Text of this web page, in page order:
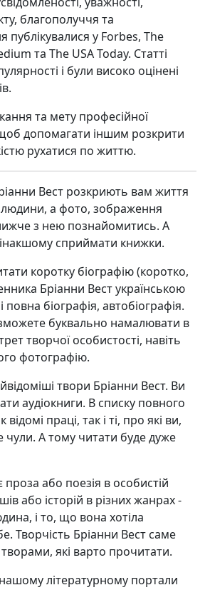
благополуччя та
публікувалися у Forbes, The
та The USA Today. Статті
і були високо оцінені
та мету професійної
допомагати іншим розкрити
рухатися по життю.
Вест розкриють вам життя
людини, а фото, зображення
з нею познайомитись. А
сприймати книжки.
коротку біографію (коротко,
Бріанни Вест українською
біографія, автобіографія.
буквально намалювати в
творчої особистості, навіть
фотографію.
твори Бріанни Вест. Ви
аудіокниги. В списку повного
відомі праці, так і ті, про які ви,
чули. А тому читати буде дуже
або поезія в особистій
або історій в різних жанрах -
і то, що вона хотіла
Творчість Бріанни Вест саме
які варто прочитати.
літературному портали